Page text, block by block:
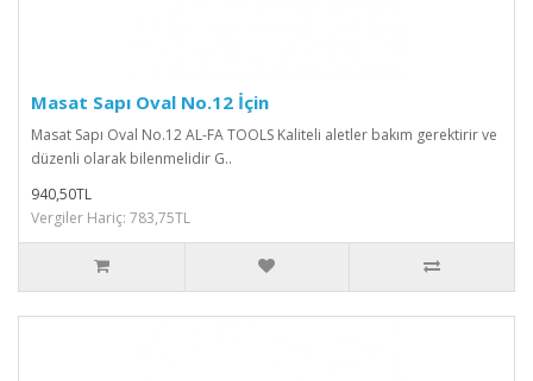
Masat Sapı Oval No.12 İçin
Masat Sapı Oval No.12 AL-FA TOOLS Kaliteli aletler bakım gerektirir ve
düzenli olarak bilenmelidir G..
940,50TL
Vergiler Hariç: 783,75TL